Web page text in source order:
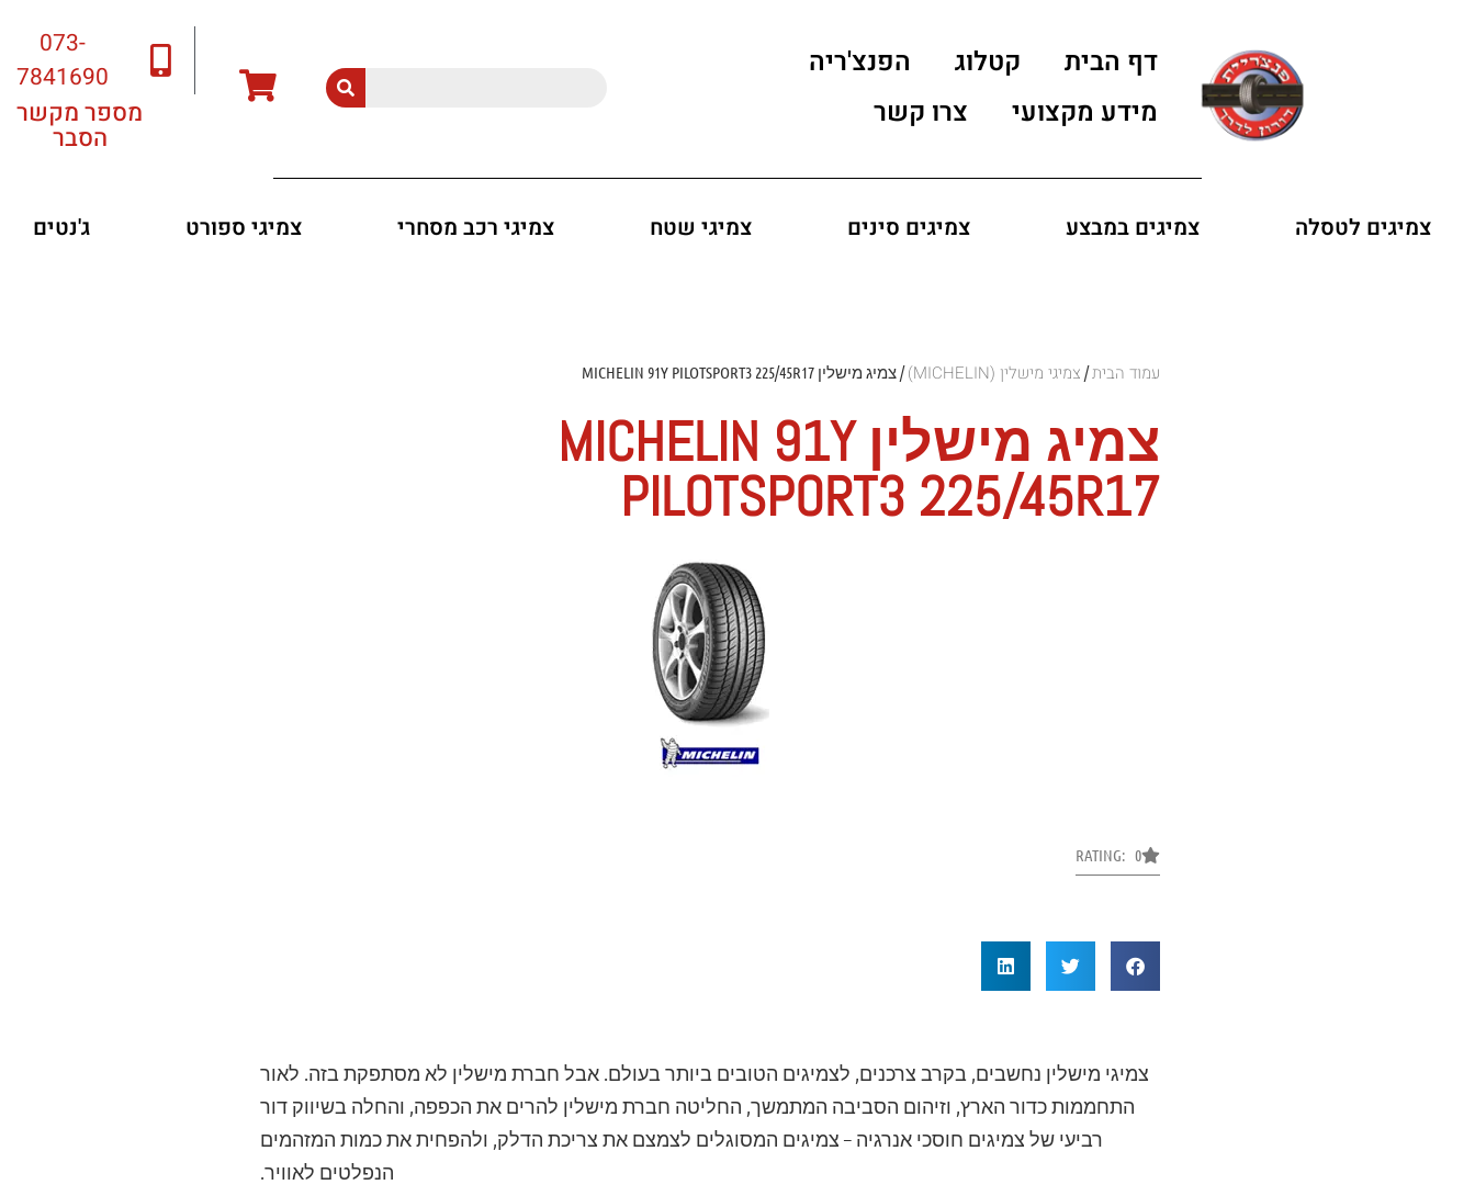
דף הבית קטלוג
הפנצ'ריה
מידע מקצועי
צרו קשר
073-
7841690
מספר מקשר
הסבר
צמיגים לטסלה צמיגים במבצע צמיגים סינים צמיגי שטח צמיגי רכב מסחרי צמיגי ספורט ג'נטים
עמוד הבית/ צמיגי מישלין (MICHELIN) / צמיג מישלין MICHELIN 91Y PILOTSPORT3 225/45R17
צמיג מישלין MICHELIN 91Y
PILOTSPORT3 225/45R17
RATING: 0
צמיגי מישלין נחשבים, בקרב צרכנים, לצמיגים הטובים ביותר בעולם. אבל חברת מישלין לא מסתפקת בזה. לאור
התחממות כדור הארץ, וזיהום הסביבה המתמשך, החליטה חברת מישלין להרים את הכפפה, והחלה בשיווק דור
רביעי של צמיגים חוסכי אנרגיה – צמיגים המסוגלים לצמצם את צריכת הדלק, ולהפחית את כמות המזהמים
הנפלטים לאוויר.